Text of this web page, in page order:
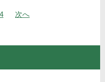
4 次の
ー
へ